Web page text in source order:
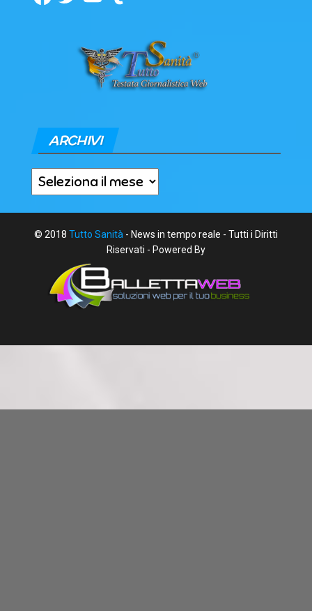
ARCHIVI
Archivi
© 2018 Tutto Sanità - News in tempo reale - Tutti i Diritti
Riservati - Powered By